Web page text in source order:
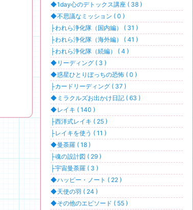
◆1day心のデトックス講座 ( 38 )
◆不思議なミッション ( 0 )
├われら浄化隊（国内編） ( 31 )
├われら浄化隊（海外編） ( 41 )
├われら浄化隊（続編） ( 4 )
◆リーディング ( 3 )
◆惑星ひとりぼっちの恐怖 ( 0 )
├カードリーディング ( 37 )
◆ミラクルズお出かけ日記 ( 63 )
◆レイキ ( 140 )
├西洋式レイキ ( 25 )
├レイキを使う ( 11 )
◆曼荼羅 ( 18 )
├魂の設計図 ( 29 )
├宇宙曼荼羅 ( 3 )
◆ハッピー・ノート ( 22 )
◆天使の羽 ( 24 )
◆その他のエピソード ( 55 )